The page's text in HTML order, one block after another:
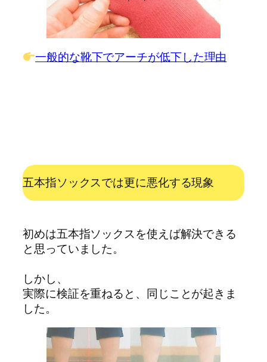
一般的な靴下でアーチが低下した理由
五本指ソックスでは更に悪化する現象
初めは五本指ソックスを使えば解決できる
と思っていました。
しかし、
実際に検証を重ねると、同じことが起きま
した。